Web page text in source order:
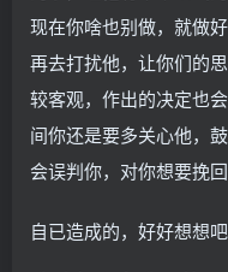
现在你啥也别做，就做
再去打扰他，让你们的
较客观，作出的决定也
间你还是要多关心他，
会误判你，对你想要挽
自已造成的，好好想想吧